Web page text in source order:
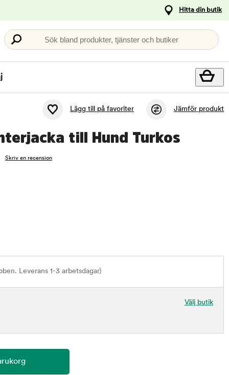
Hitta din butik
Sök bland produkter, tjänster och butiker
Lägg till på favoriter Jämför produkt
till Hund Turkos
Skriv en recension
Leverans 1-3 arbetsdagar)
Välj butik